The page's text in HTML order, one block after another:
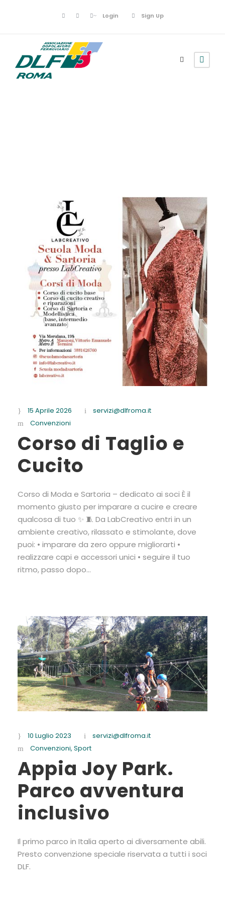
Login Sign Up
15 Aprile 2026
servizi@dlfroma.it
Convenzioni
Corso di Taglio e
Cucito
Corso di Moda e Sartoria – dedicato ai soci È il
momento giusto per imparare a cucire e creare
qualcosa di tuo ✨ 🧵 Da LabCreativo entri in un
ambiente creativo, rilassato e stimolante, dove
puoi: • imparare da zero oppure migliorarti •
realizzare capi e accessori unici • seguire il tuo
ritmo, passo dopo...
10 Luglio 2023
servizi@dlfroma.it
Convenzioni, Sport
Appia Joy Park.
Parco avventura
inclusivo
Il primo parco in Italia aperto ai diversamente abili.
Presto convenzione speciale riservata a tutti i soci
DLF.